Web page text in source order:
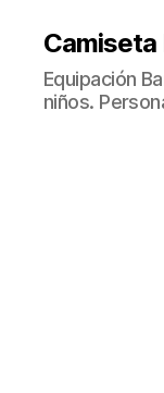
Equipación
niños.